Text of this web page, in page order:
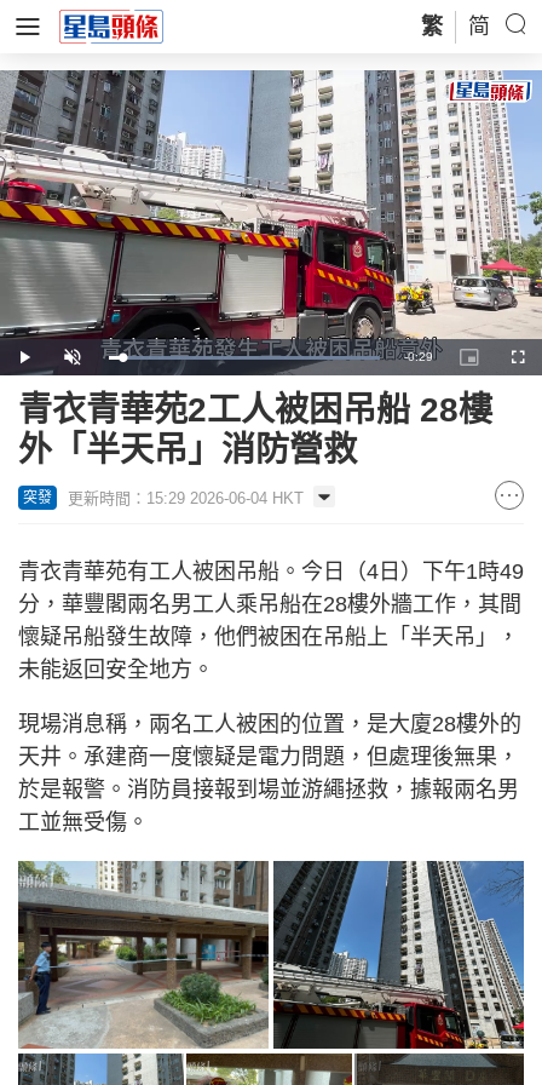
繁 简
Play Unmute Loaded:
100.00%
Remaining
Time
-0:29
Picture-
in-
青衣青華苑2工人被困吊船 28樓
外「半天吊」消防營救
突發 更新時間：15:29 2026-06-04 HKT
青衣青華苑有工人被困吊船。今日（4日）下午1時49
分，華豐閣兩名男工人乘吊船在28樓外牆工作，其間
懷疑吊船發生故障，他們被困在吊船上「半天吊」，
未能返回安全地方。
現場消息稱，兩名工人被困的位置，是大廈28樓外的
天井。承建商一度懷疑是電力問題，但處理後無果，
於是報警。消防員接報到場並游繩拯救，據報兩名男
工並無受傷。